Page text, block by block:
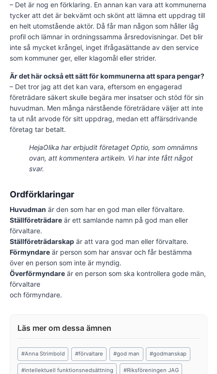
– Det är nog en förklaring. En annan kan vara att kommunerna
tycker att det är bekvämt och skönt att lämna ett uppdrag till
en helt utomstående aktör. Då får man någon som håller låg
profil och lämnar in ordningssamma årsredovisningar. Det blir
inte så mycket krångel, inget ifrågasättande av den service
som kommuner ger, eller klagomål eller strider.
Är det här också ett sätt för kommunerna att spara pengar?
– Det tror jag att det kan vara, eftersom en engagerad
företrädare säkert skulle begära mer insatser och stöd för sin
huvudman. Men många närstående företrädare väljer att inte
ta ut nåt arvode för sitt uppdrag, medan ett affärsdrivande
företag tar betalt.
HejaOlika har erbjudit företaget Optio, som omnämns
ovan, att kommentera artikeln. Vi har inte fått något
svar.
Ordförklaringar
Huvudman är den som har en god man eller förvaltare.
Ställföreträdare är ett samlande namn på god man eller
förvaltare.
Ställföreträdarskap är att vara god man eller förvaltare.
Förmyndare är person som har ansvar och får bestämma
över en person som inte är myndig.
Överförmyndare är en person som ska kontrollera gode män,
förvaltare
och förmyndare.
Post
Tags:
#Anna Strimbold #förvaltare #god man #godmanskap
#intellektuell funktionsnedsättning #Riksföreningen JAG